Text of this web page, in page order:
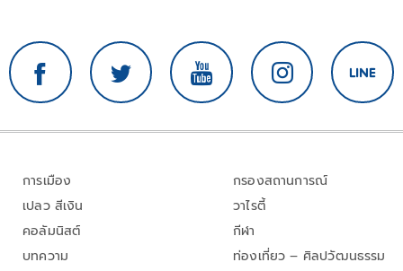
การเมือง
เปลว สีเงิน
คอลัมนิสต์
บทความ
กรองสถานการณ์
วาไรตี้
กีฬา
ท่องเที่ยว – ศิลปวัฒนธรรม